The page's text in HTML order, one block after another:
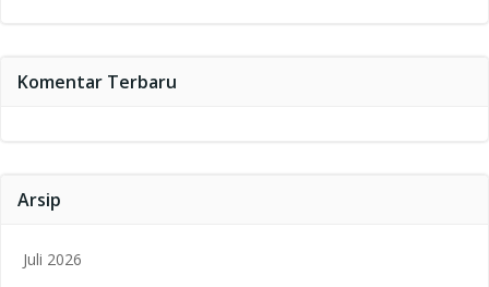
Komentar Terbaru
Arsip
Juli 2026